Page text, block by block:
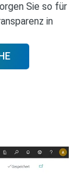
Sie so für
in